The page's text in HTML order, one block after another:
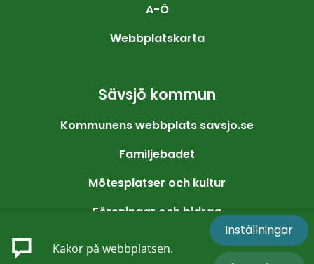
A-Ö
Webbplatskarta
Sävsjö kommun
Kommunens webbplats savsjo.se
Familjebadet
Mötesplatser och kultur
Föreningar och bidrag
Friluftsliv och motion
Kakor på webbplatsen.
Inställningar